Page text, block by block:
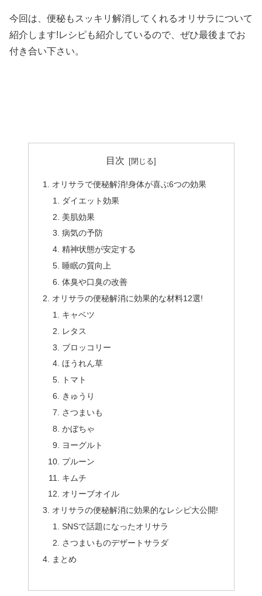
今回は、便秘もスッキリ解消してくれるオリサラについて
紹介します!レシピも紹介しているので、ぜひ最後までお
付き合い下さい。
目次
オリサラで便秘解消!身体が喜ぶ6つの効果
ダイエット効果
美肌効果
病気の予防
精神状態が安定する
睡眠の質向上
体臭や口臭の改善
オリサラの便秘解消に効果的な材料12選!
キャベツ
レタス
ブロッコリー
ほうれん草
トマト
きゅうり
さつまいも
かぼちゃ
ヨーグルト
プルーン
キムチ
オリーブオイル
オリサラの便秘解消に効果的なレシピ大公開!
SNSで話題になったオリサラ
さつまいものデザートサラダ
まとめ